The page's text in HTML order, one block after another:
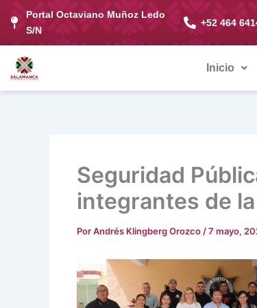
contenido
Portal Octaviano Muñoz Ledo
S/N
+52 464
Inicio
Seguridad
integrantes de
PorAndrés Klingberg Orozco /7 mayo,